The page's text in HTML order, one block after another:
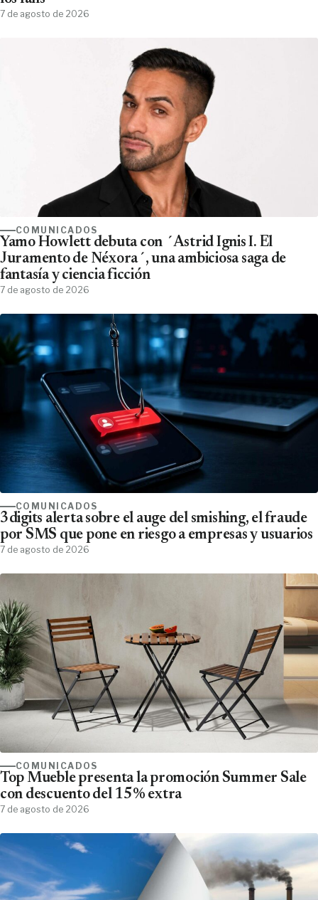
7 de agosto de 2026
COMUNICADOS
Yamo Howlett debuta con ´Astrid Ignis I. El
Juramento de Néxora´, una ambiciosa saga de
fantasía y ciencia ficción
7 de agosto de 2026
COMUNICADOS
3digits alerta sobre el auge del smishing, el fraude
por SMS que pone en riesgo a empresas y usuarios
7 de agosto de 2026
COMUNICADOS
Top Mueble presenta la promoción Summer Sale
con descuento del 15% extra
7 de agosto de 2026